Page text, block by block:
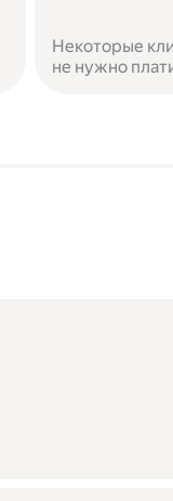
Некоторые
не нужно